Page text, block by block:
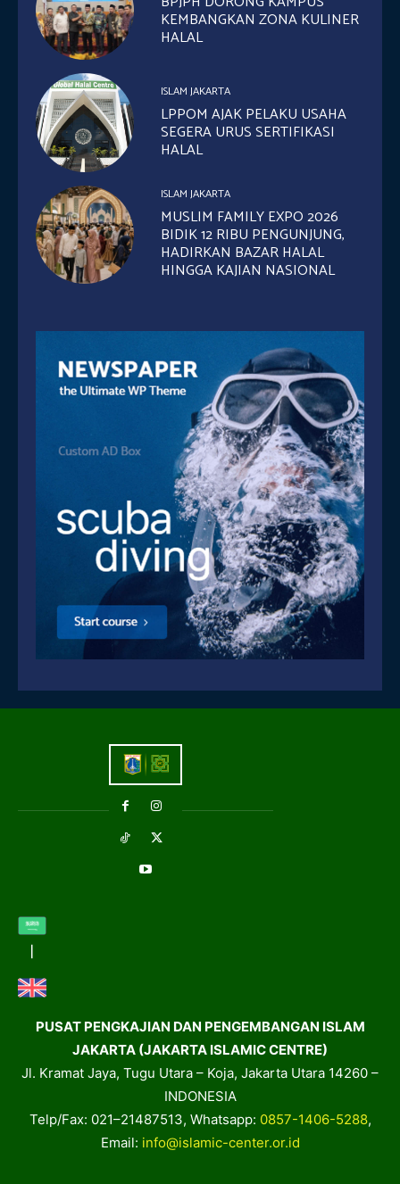
KEMBANGKAN ZONA KULINER
HALAL
ISLAM JAKARTA
LPPOM AJAK PELAKU USAHA
SEGERA URUS SERTIFIKASI
HALAL
ISLAM JAKARTA
MUSLIM FAMILY EXPO 2026
BIDIK 12 RIBU PENGUNJUNG,
HADIRKAN BAZAR HALAL
HINGGA KAJIAN NASIONAL
PUSAT PENGKAJIAN DAN PENGEMBANGAN ISLAM
JAKARTA (JAKARTA ISLAMIC CENTRE)
Jl. Kramat Jaya, Tugu Utara – Koja, Jakarta Utara 14260 –
INDONESIA
Telp/Fax: 021–21487513, Whatsapp: 0857-1406-5288,
Email: info@islamic-center.or.id